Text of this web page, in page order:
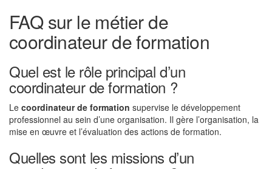
FAQ sur le métier de
coordinateur de formation
Quel est le rôle principal d’un
coordinateur de formation ?
Le coordinateur de formation supervise le développement
professionnel au sein d’une organisation. Il gère l’organisation, la
mise en œuvre et l’évaluation des actions de formation.
Quelles sont les missions d’un